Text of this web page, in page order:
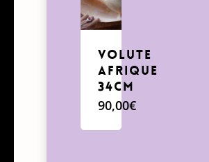
volute
afrique
34cm
90,00€